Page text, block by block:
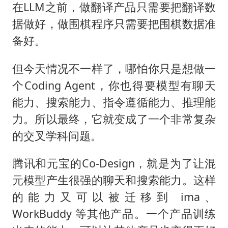
在LLM之前，做翻译产品只需要把翻译数
据做好，做围棋程序只需要把围棋数据准
备好。
但今天情况不一样了，哪怕你只是想做一
个Coding Agent，你也得要模型有聊天
能力、搜索能力、指令遵循能力、推理能
力。所以最终，它就变成了一个非常复杂
的交叉学科问题。
腾讯和元宝的Co-Design，就是为了让混
元模型产生很强的聊天和搜索能力。这样
的能力又可以被迁移到 ima、
WorkBuddy 等其他产品。一个产品训练